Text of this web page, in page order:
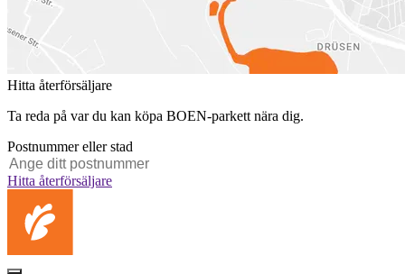
Hitta återförsäljare
Ta reda på var du kan köpa BOEN-parkett nära dig.
Postnummer eller stad
Hitta återförsäljare